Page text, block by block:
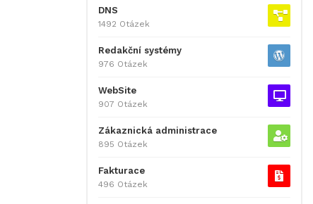
DNS
1492 Otázek
Redakční systémy
976 Otázek
WebSite
907 Otázek
Zákaznická administrace
895 Otázek
Fakturace
496 Otázek